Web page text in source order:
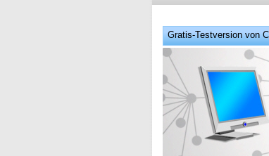
Gratis-Testversion von